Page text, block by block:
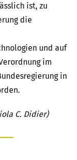
ist, zu
die
und auf
im
in
C. Didier)